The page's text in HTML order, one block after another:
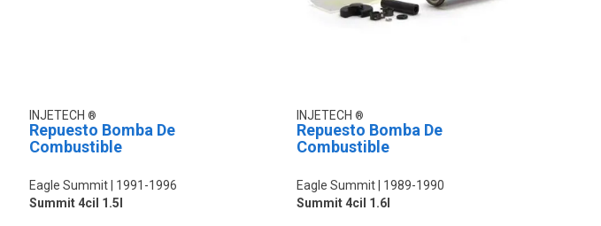
INJETECH
Repuesto Bomba De
Combustible
Eagle Summit
1991-1996
Summit 4cil 1.5l
INJETECH
Repuesto Bomba De
Combustible
Eagle Summit
1989-1990
Summit 4cil 1.6l